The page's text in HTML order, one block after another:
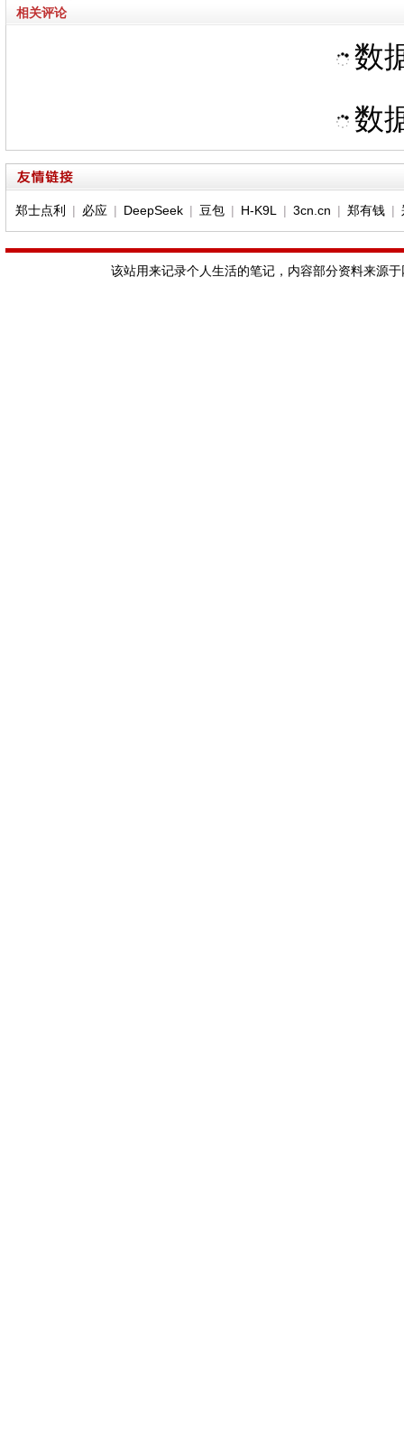
相关评论
数
数
郑士点利 | 必应 | DeepSeek| 豆包| H-K9L | 3cn.cn | 郑有钱|
该站用来记录个人生活的笔记，内容部分资料来源